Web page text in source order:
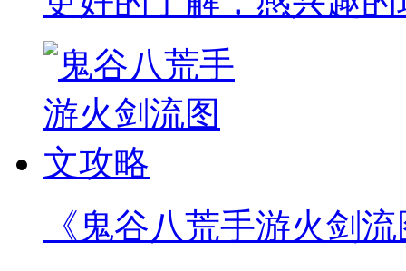
《鬼谷八荒手游火剑